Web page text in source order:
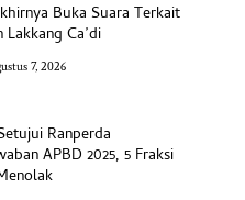
Buka Suara Terkait
Ca’di
7, 2026
Ranperda
APBD 2025, 5 Fraksi